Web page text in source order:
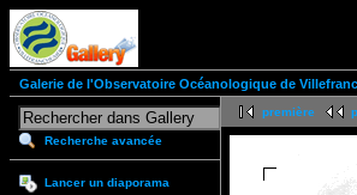
Galerie de l'Observatoire Océanologique de
Recherche avancée
Lancer un diaporama
première